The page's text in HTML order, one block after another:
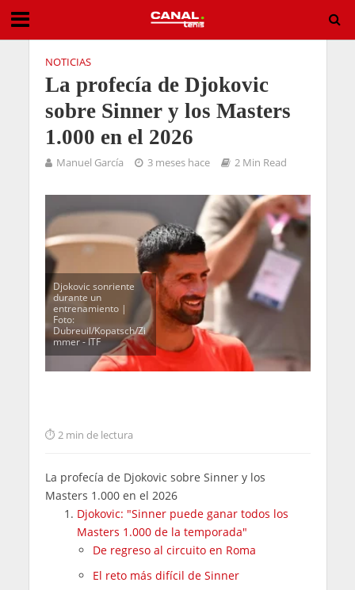
NOTICIAS
La profecía de Djokovic
sobre Sinner y los Masters
1.000 en el 2026
Manuel García 3 meses hace 2 Min Read
Djokovic sonriente
durante un
entrenamiento |
Foto:
Dubreuil/Kopatsch/Zi
mmer - ITF
2 min de lectura
La profecía de Djokovic sobre Sinner y los
Masters 1.000 en el 2026
Djokovic: "Sinner puede ganar todos los
Masters 1.000 de la temporada"
De regreso al circuito en Roma
El reto más difícil de Sinner